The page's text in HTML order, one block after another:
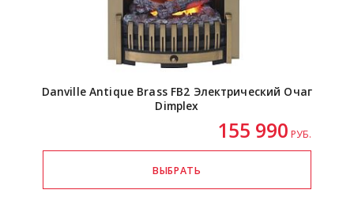
Danville Antique Brass FB2 Электрический Очаг
Dimplex
155 990 РУБ.